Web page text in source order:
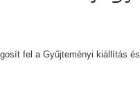
fel a Gyűjteményi kiállítás és